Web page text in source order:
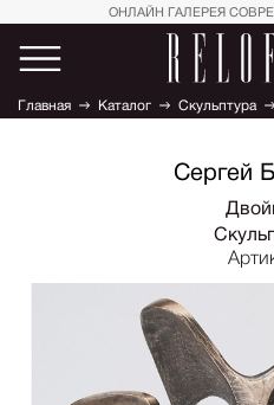
ОНЛАЙН ГАЛЕРЕЯ
Главная Каталог Скульптура
Сергей